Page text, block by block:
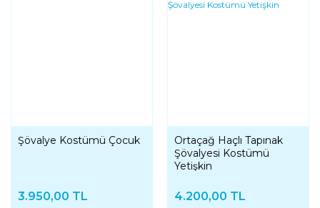
Şövalye Kostümü Çocuk
3.950,00 TL
Ortaçağ Haçlı Tapınak
Şövalyesi Kostümü
Yetişkin
4.200,00 TL